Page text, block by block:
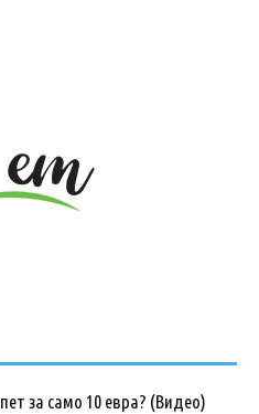
за само 10 евра? (Видео)